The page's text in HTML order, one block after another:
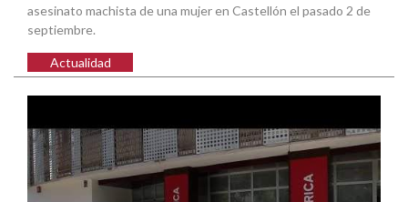
asesinato machista de una mujer en Castellón el pasado 2 de
septiembre.
Actualidad